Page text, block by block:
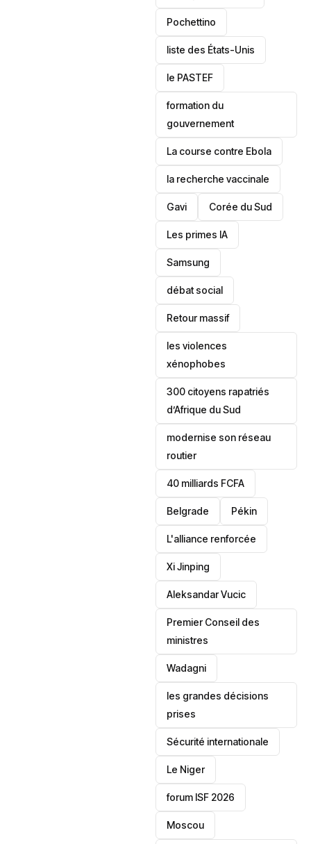
Pochettino
liste des États-Unis
le PASTEF
formation du
gouvernement
La course contre Ebola
la recherche vaccinale
Gavi ‎Corée du Sud
Les primes IA
Samsung
débat social
Retour massif
les violences
xénophobes
300 citoyens rapatriés
d’Afrique du Sud
modernise son réseau
routier
40 milliards FCFA
Belgrade Pékin
L'alliance renforcée
Xi Jinping
Aleksandar Vucic
‎Premier Conseil des
ministres
Wadagni
les grandes décisions
prises
‎Sécurité internationale
Le Niger
forum ISF 2026
Moscou